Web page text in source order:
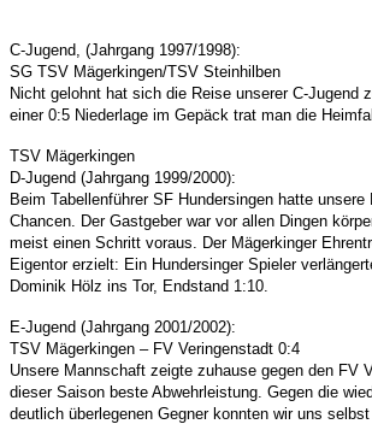
C-Jugend, (Jahrgang 1997/1998):
SG TSV Mägerkingen/TSV Steinhilben
Nicht gelohnt hat sich die Reise unserer C-Jugend
einer 0:5 Niederlage im Gepäck trat man die
TSV Mägerkingen
D-Jugend (Jahrgang 1999/2000):
Beim Tabellenführer SF Hundersingen hatte unsere
Chancen. Der Gastgeber war vor allen Dingen
meist einen Schritt voraus. Der Mägerkinger
Eigentor erzielt: Ein Hundersinger Spieler
Dominik Hölz ins Tor, Endstand 1:10.
E-Jugend (Jahrgang 2001/2002):
TSV Mägerkingen – FV Veringenstadt 0:4
Unsere Mannschaft zeigte zuhause gegen den FV
dieser Saison beste Abwehrleistung. Gegen die
deutlich überlegenen Gegner konnten wir uns